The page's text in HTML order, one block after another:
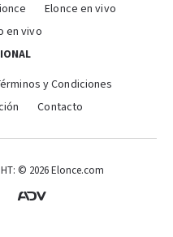
Elonce en vivo
en vivo
y Condiciones
Contacto
© 2026 Elonce.com